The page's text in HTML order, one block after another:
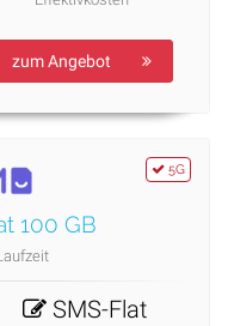
zum Angebot
5G
100 GB
SMS-Flat